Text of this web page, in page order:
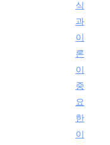
식
과
이
론
이
중
요
한
이